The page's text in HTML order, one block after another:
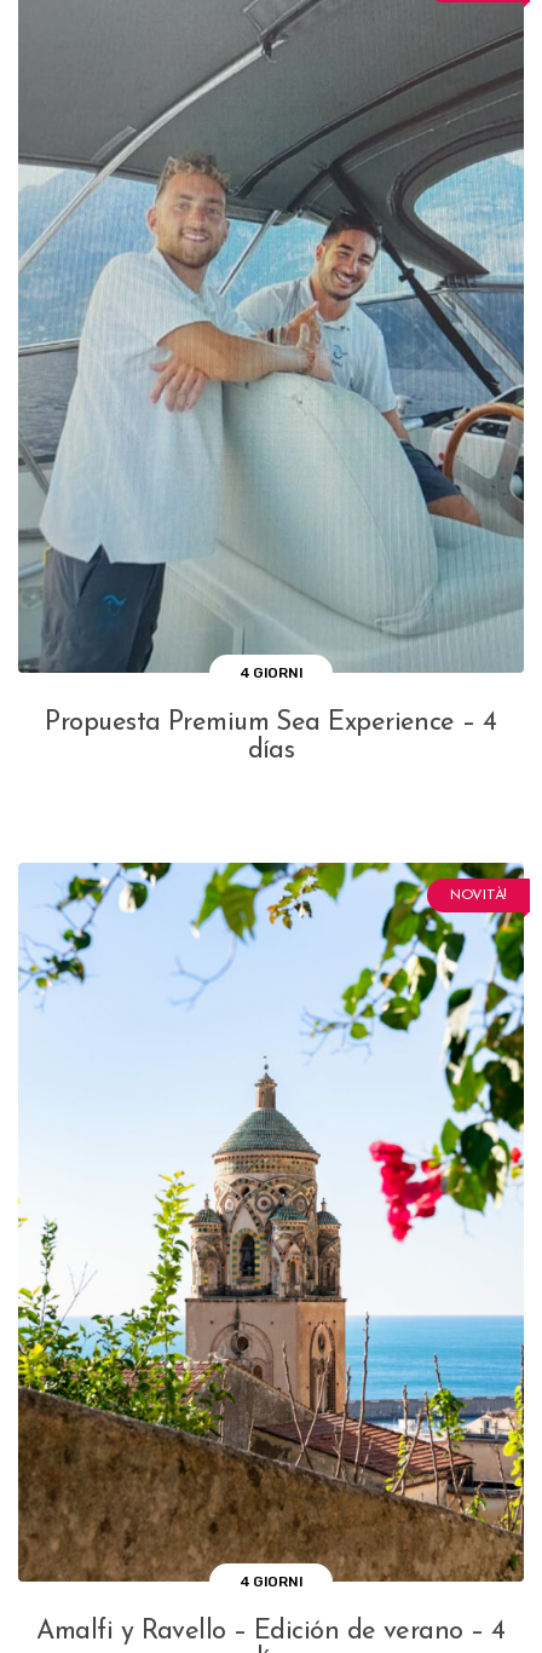
4 GIORNI
Propuesta Premium Sea Experience – 4
días
NOVITÀ!
4 GIORNI
Amalfi y Ravello – Edición de verano – 4